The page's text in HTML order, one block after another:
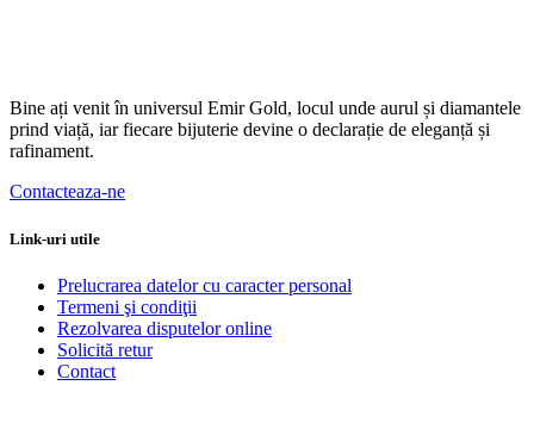
Bine ați venit în universul Emir Gold, locul unde aurul și diamantele
prind viață, iar fiecare bijuterie devine o declarație de eleganță și
rafinament.
Contacteaza-ne
Link-uri utile
Prelucrarea datelor cu caracter personal
Termeni şi condiţii
Rezolvarea disputelor online
Solicită retur
Contact